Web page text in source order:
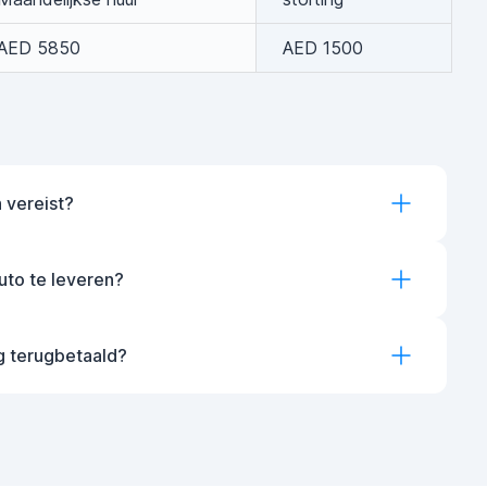
5850 AED 1500
vereist?
te leveren?
terugbetaald?